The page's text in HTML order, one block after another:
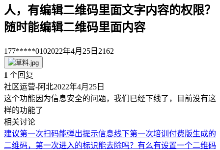
人，有编辑二维码里面文字内容的权限？
随时能编辑二维码里面内容
177*****0102022年4月25日 2162
1 个回复
社区运营-阿北2022年4月25日
这个功能因为信息安全的问题，我们已经下线了，目前没有这
样的功能了
相关讨论
建议第一次扫码能弹出提示信息线下第一次培训 付费版生成的
二维码，第一次进入的标识能去除吗？ 有么有设置一个二维码